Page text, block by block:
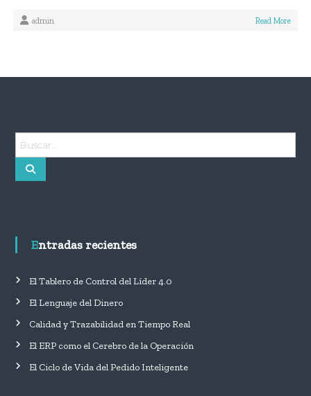
admin Read More
c
B
Entradas recientes
El Tablero de Control del Líder 4.0
El Lenguaje del Dinero
Calidad y Trazabilidad en Tiempo Real
El ERP como el Cerebro de la Operación
El Ciclo de Vida del Pedido Inteligente